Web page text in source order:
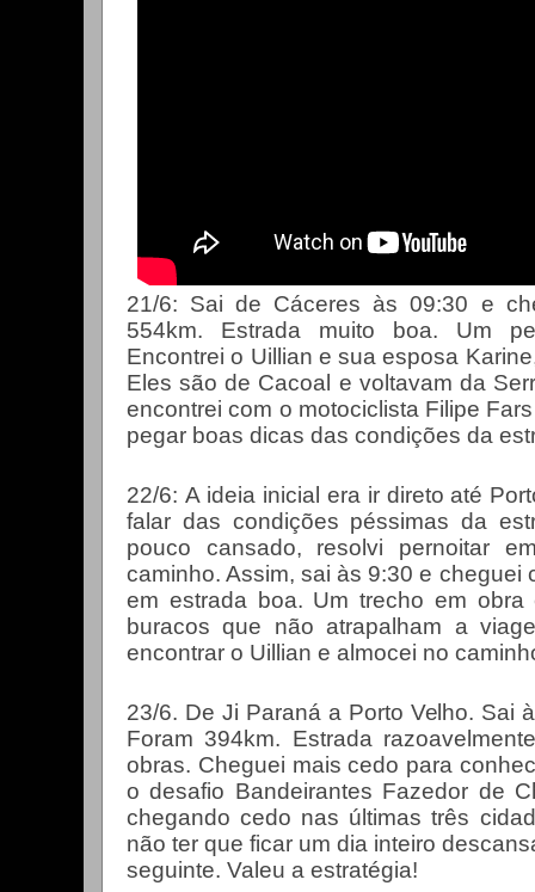
21/6: Sai de Cáceres às 09:30 e
554km. Estrada muito boa. Um
Encontrei o Uillian e sua esposa
Eles são de Cacoal e voltavam da
encontrei com o motociclista Filipe
pegar boas dicas das condições da
22/6: A ideia inicial era ir direto até
falar das condições péssimas da
pouco cansado, resolvi pernoitar
caminho. Assim, sai às 9:30 e cheguei
em estrada boa. Um trecho em obra
buracos que não atrapalham a
encontrar o Uillian e almocei no
23/6. De Ji Paraná a Porto Velho. Sai
Foram 394km. Estrada
obras. Cheguei mais cedo para
o desafio Bandeirantes Fazedor de
chegando cedo nas últimas três
não ter que ficar um dia inteiro
seguinte. Valeu a estratégia!